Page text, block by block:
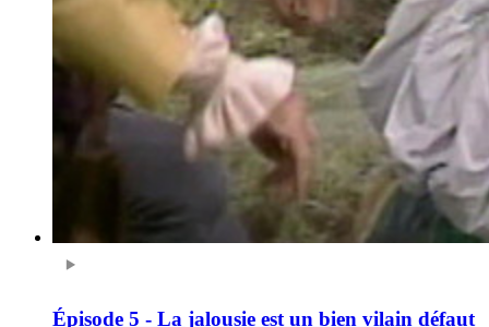
Épisode 5 - La jalousie est un bien vilain défaut